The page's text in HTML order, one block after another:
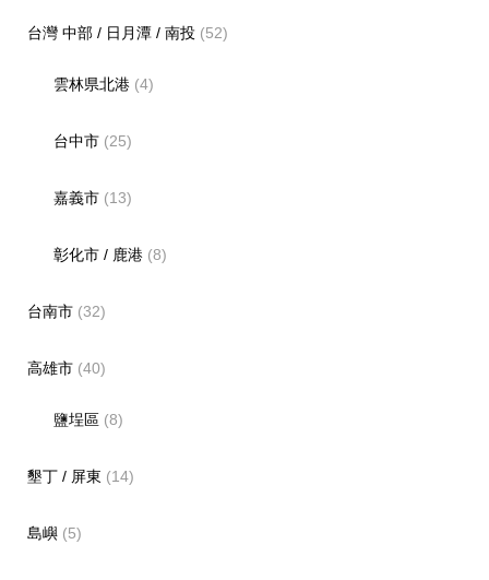
台灣 中部 / 日月潭 / 南投(52)
雲林県北港 (4)
台中市 (25)
嘉義市 (13)
彰化市 / 鹿港 (8)
台南市(32)
高雄市(40)
鹽埕區 (8)
墾丁 / 屏東 (14)
島嶼(5)